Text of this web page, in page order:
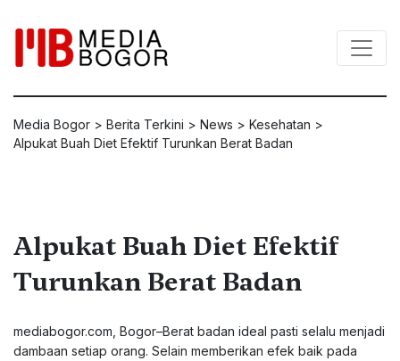
Media Bogor > Berita Terkini > News > Kesehatan >
Alpukat Buah Diet Efektif Turunkan Berat Badan
Alpukat Buah Diet Efektif
Turunkan Berat Badan
mediabogor.com, Bogor–Berat badan ideal pasti selalu menjadi
dambaan setiap orang. Selain memberikan efek baik pada